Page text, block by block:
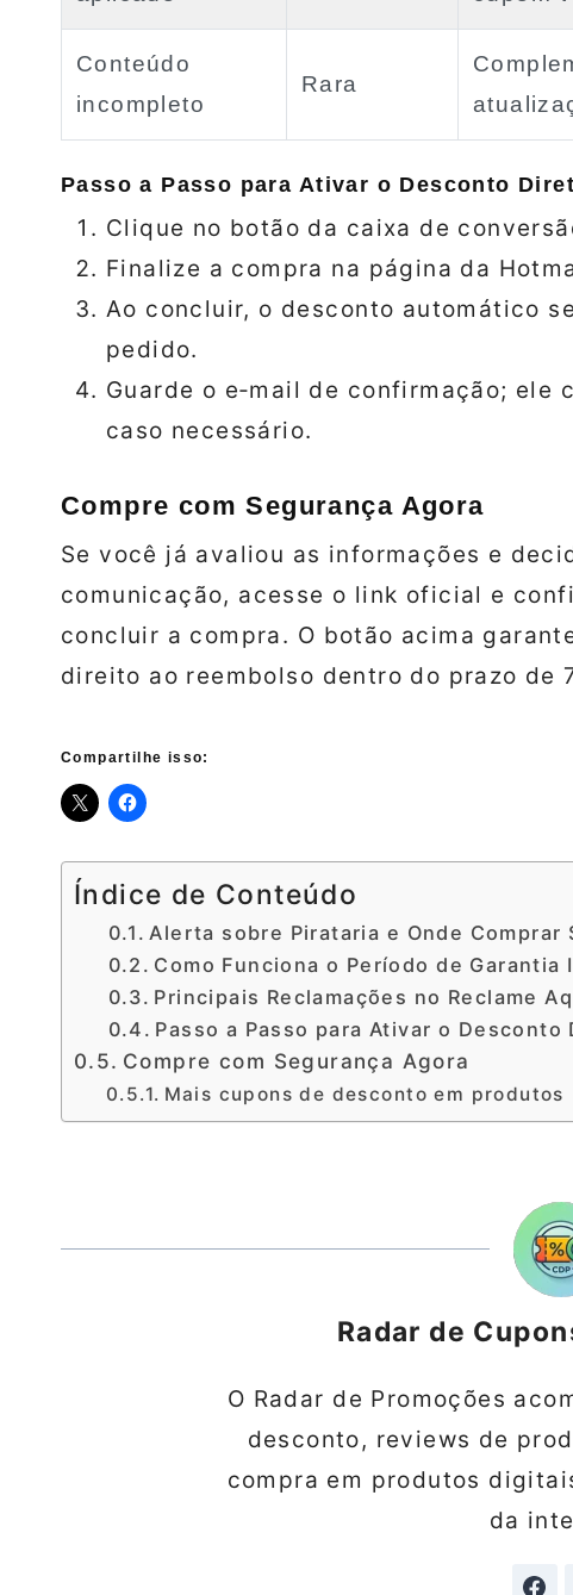
Conteúdo
incompleto
Rara
Passo a Passo para Ativar o Desconto
Clique no botão da caixa de
Finalize a compra na página da
Ao concluir, o desconto automático
pedido.
Guarde o e‑mail de confirmação; ele
caso necessário.
Compre com Segurança Agora
Se você já avaliou as informações e
comunicação, acesse o link oficial e
concluir a compra. O botão acima
direito ao reembolso dentro do prazo de
Compartilhe isso:
Índice de Conteúdo
Alerta sobre Pirataria e Onde Comprar
Como Funciona o Período de Garantia
Principais Reclamações no Reclame
Passo a Passo para Ativar o Desconto
Compre com Segurança Agora
Mais cupons de desconto em produtos
Radar de
O Radar de Promoções
desconto, reviews de
compra em produtos
da